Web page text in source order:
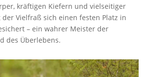
kräftigen Kiefern und vielseitiger
Vielfraß sich einen festen Platz in
– ein wahrer Meister der
des Überlebens.